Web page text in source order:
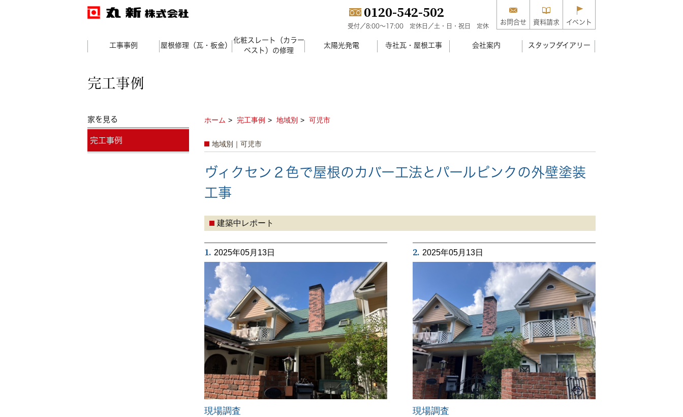
0120-542-502
受付／8:00～17:00 定休日／土・日・祝日 定休
お問合せ 資料請求 イベント
工事事例 屋根修理（瓦・板金）
化粧スレート（カラー
ベスト）の修理
太陽光発電 寺社瓦・屋根工事 会社案内 スタッフダイアリー
完工事例
ホーム 完工事例 地域別 可児市
地域別｜可児市
ヴィクセン２色で屋根のカバー工法とパールピンクの外壁塗装
工事
建築中レポート
1. 2025年05月13日
現場調査
2. 2025年05月13日
現場調査
家を見る
完工事例